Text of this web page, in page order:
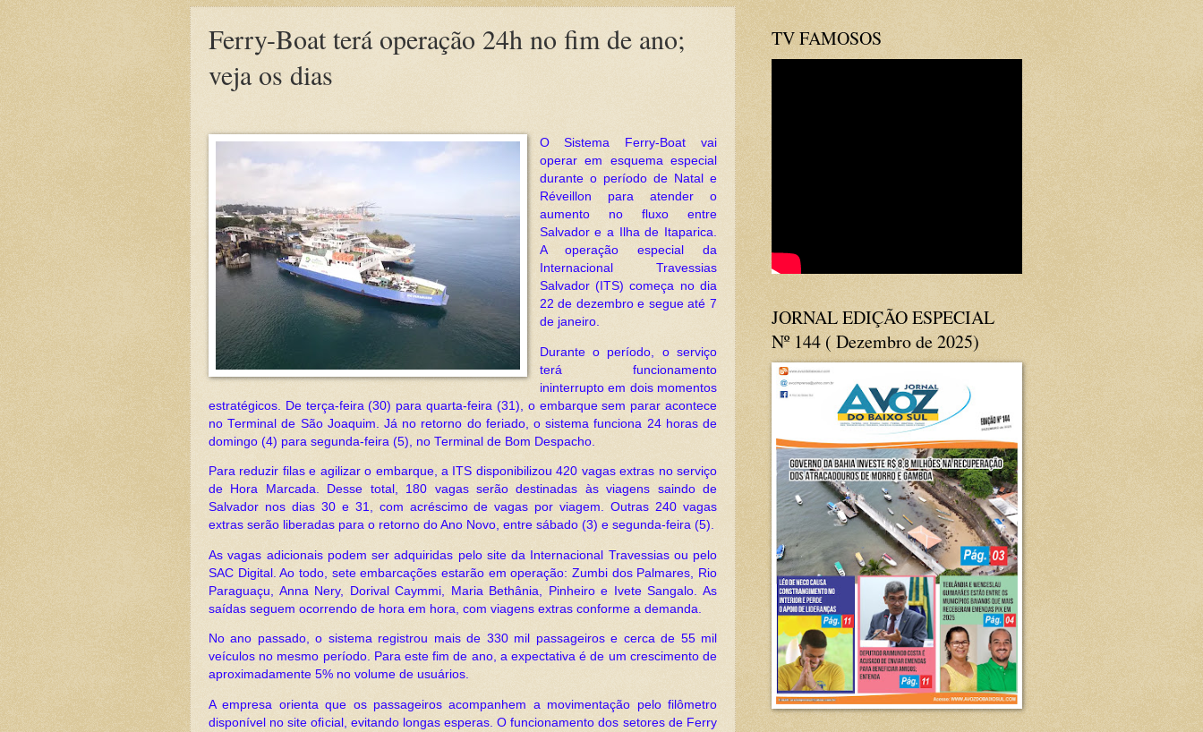
Ferry-Boat terá operação 24h no fim de ano;
veja os dias
O Sistema Ferry-Boat vai
operar em esquema especial
durante o período de Natal e
Réveillon para atender o
aumento no fluxo entre
Salvador e a Ilha de Itaparica.
A operação especial da
Internacional Travessias
Salvador (ITS) começa no dia
22 de dezembro e segue até 7
de janeiro.
Durante o período, o serviço
terá funcionamento
ininterrupto em dois momentos
estratégicos. De terça-feira (30) para quarta-feira (31), o embarque sem parar acontece
no Terminal de São Joaquim. Já no retorno do feriado, o sistema funciona 24 horas de
domingo (4) para segunda-feira (5), no Terminal de Bom Despacho.
Para reduzir filas e agilizar o embarque, a ITS disponibilizou 420 vagas extras no serviço
de Hora Marcada. Desse total, 180 vagas serão destinadas às viagens saindo de
Salvador nos dias 30 e 31, com acréscimo de vagas por viagem. Outras 240 vagas
extras serão liberadas para o retorno do Ano Novo, entre sábado (3) e segunda-feira (5).
As vagas adicionais podem ser adquiridas pelo site da Internacional Travessias ou pelo
SAC Digital. Ao todo, sete embarcações estarão em operação: Zumbi dos Palmares, Rio
Paraguaçu, Anna Nery, Dorival Caymmi, Maria Bethânia, Pinheiro e Ivete Sangalo. As
saídas seguem ocorrendo de hora em hora, com viagens extras conforme a demanda.
No ano passado, o sistema registrou mais de 330 mil passageiros e cerca de 55 mil
veículos no mesmo período. Para este fim de ano, a expectativa é de um crescimento de
aproximadamente 5% no volume de usuários.
A empresa orienta que os passageiros acompanhem a movimentação pelo filômetro
disponível no site oficial, evitando longas esperas. O funcionamento dos setores de Ferry
TV FAMOSOS
JORNAL EDIÇÃO ESPECIAL
Nº 144 ( Dezembro de 2025)